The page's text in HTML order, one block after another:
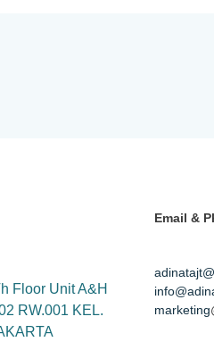
Floor Unit A&H
RW.001 KEL.
Email &
adinatajt@
marketing